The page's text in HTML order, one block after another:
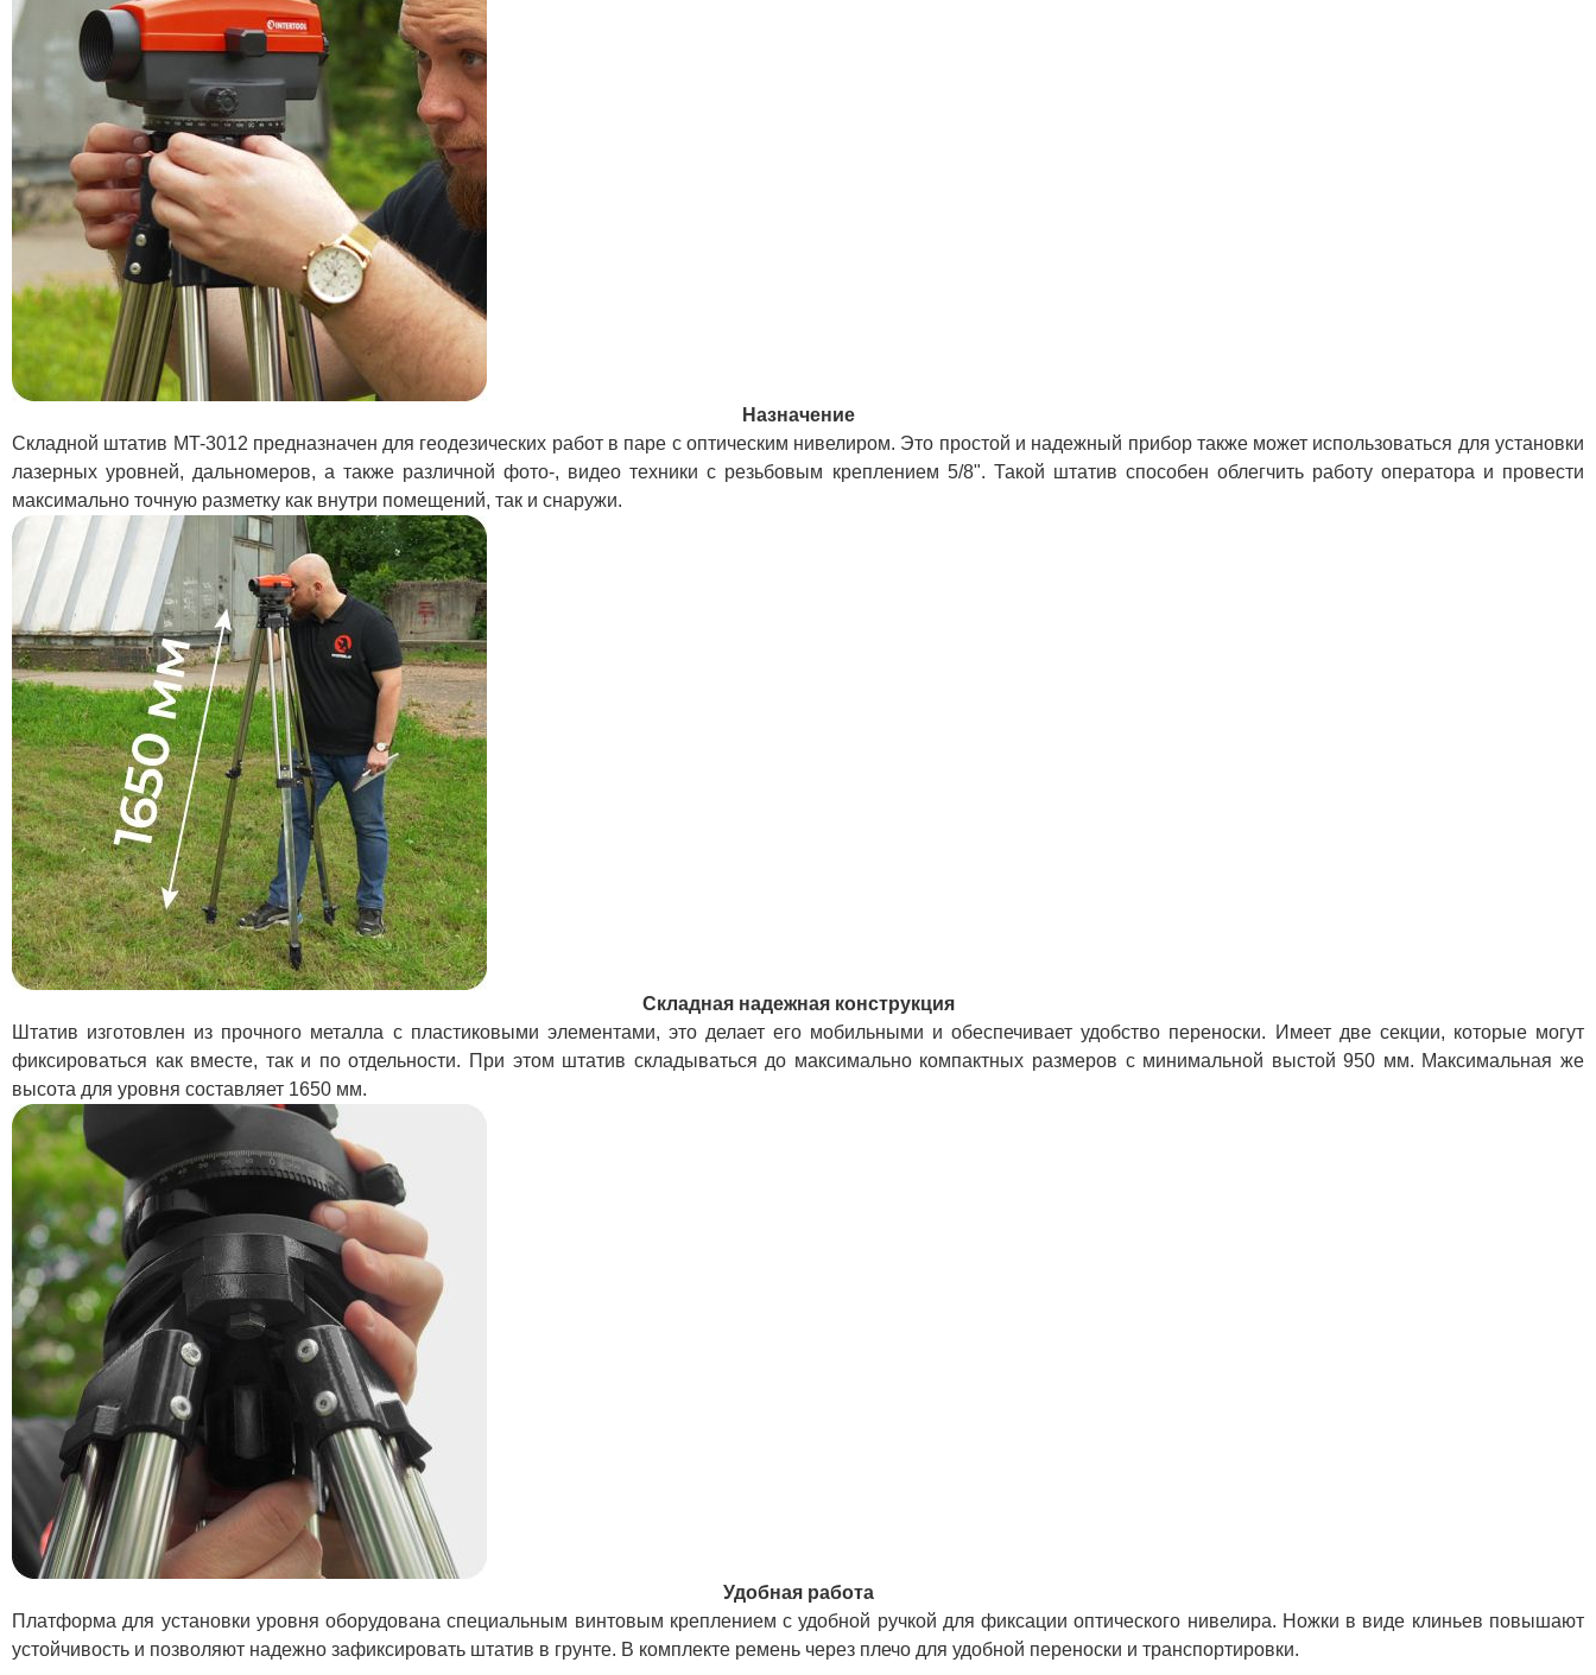
Назначение
Складной штатив MT-3012 предназначен для геодезических работ в паре с оптическим нивелиром. Это простой и надежный прибор также может использоваться для установки
лазерных уровней, дальномеров, а также различной фото-, видео техники с резьбовым креплением 5/8". Такой штатив способен облегчить работу оператора и провести
максимально точную разметку как внутри помещений, так и снаружи.
Складная надежная конструкция
Штатив изготовлен из прочного металла с пластиковыми элементами, это делает его мобильными и обеспечивает удобство переноски. Имеет две секции, которые могут
фиксироваться как вместе, так и по отдельности. При этом штатив складываться до максимально компактных размеров с минимальной выстой 950 мм. Максимальная же
высота для уровня составляет 1650 мм.
Удобная работа
Платформа для установки уровня оборудована специальным винтовым креплением с удобной ручкой для фиксации оптического нивелира. Ножки в виде клиньев повышают
устойчивость и позволяют надежно зафиксировать штатив в грунте. В комплекте ремень через плечо для удобной переноски и транспортировки.